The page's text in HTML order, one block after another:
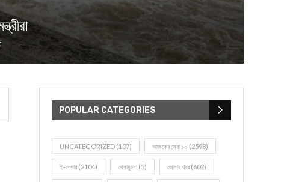
POPULAR CATEGORIES
UNCATEGORIZED (107) আজকের সেরা ১০ (2598)
ই-পেপার (2104) খেলাধূলো (5) জেলার খবর (602)